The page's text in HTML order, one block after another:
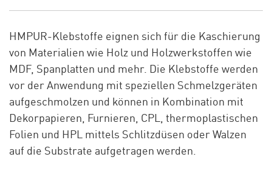
HMPUR-Klebstoffe eignen sich für die Kaschierung
von Materialien wie Holz und Holzwerkstoffen wie
MDF, Spanplatten und mehr. Die Klebstoffe werden
vor der Anwendung mit speziellen Schmelzgeräten
aufgeschmolzen und können in Kombination mit
Dekorpapieren, Furnieren, CPL, thermoplastischen
Folien und HPL mittels Schlitzdüsen oder Walzen
auf die Substrate aufgetragen werden.